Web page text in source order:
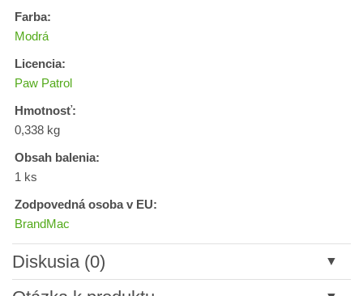
Farba:
Modrá
Licencia:
Paw Patrol
Hmotnosť:
0,338 kg
Obsah balenia:
1 ks
Zodpovedná osoba v EU:
BrandMac
Diskusia (0)